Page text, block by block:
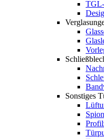
Sonstiges